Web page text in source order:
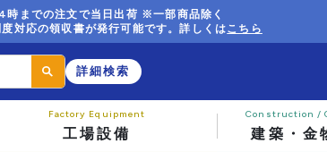
時までの注文で当日出荷 ※一部商品除く
対応の領収書が発行可能です。詳しくはこちら
詳細検索
工場設備 建築・金